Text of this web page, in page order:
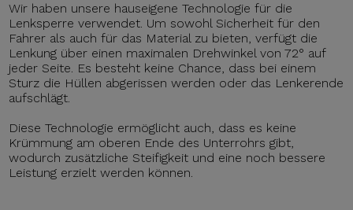
Wir haben unsere hauseigene Technologie für die
Lenksperre verwendet. Um sowohl Sicherheit für den
Fahrer als auch für das Material zu bieten, verfügt die
Lenkung über einen maximalen Drehwinkel von 72° auf
jeder Seite. Es besteht keine Chance, dass bei einem
Sturz die Hüllen abgerissen werden oder das Lenkerende
aufschlägt.
Diese Technologie ermöglicht auch, dass es keine
Krümmung am oberen Ende des Unterrohrs gibt,
wodurch zusätzliche Steifigkeit und eine noch bessere
Leistung erzielt werden können.